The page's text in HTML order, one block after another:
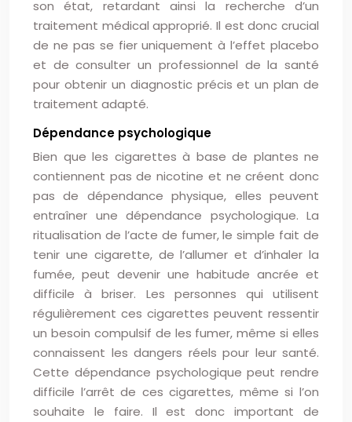
son état, retardant ainsi la recherche d’un
traitement médical approprié. Il est donc crucial
de ne pas se fier uniquement à l’effet placebo
et de consulter un professionnel de la santé
pour obtenir un diagnostic précis et un plan de
traitement adapté.
Dépendance psychologique
Bien que les cigarettes à base de plantes ne
contiennent pas de nicotine et ne créent donc
pas de dépendance physique, elles peuvent
entraîner une dépendance psychologique. La
ritualisation de l’acte de fumer, le simple fait de
tenir une cigarette, de l’allumer et d’inhaler la
fumée, peut devenir une habitude ancrée et
difficile à briser. Les personnes qui utilisent
régulièrement ces cigarettes peuvent ressentir
un besoin compulsif de les fumer, même si elles
connaissent les dangers réels pour leur santé.
Cette dépendance psychologique peut rendre
difficile l’arrêt de ces cigarettes, même si l’on
souhaite le faire. Il est donc important de